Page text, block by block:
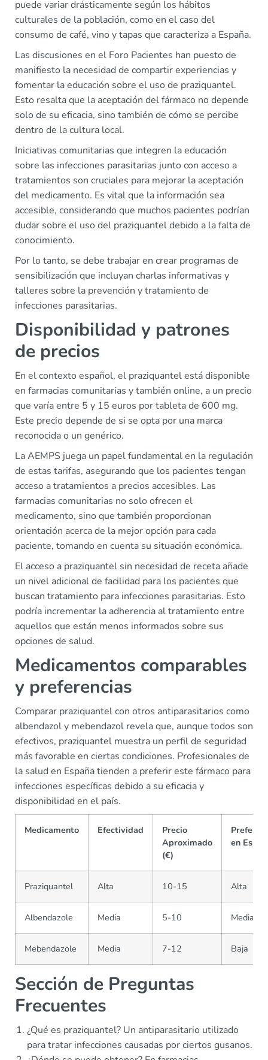
puede variar drásticamente según los hábitos
culturales de la población, como en el caso del
consumo de café, vino y tapas que caracteriza a España.
Las discusiones en el Foro Pacientes han puesto de
manifiesto la necesidad de compartir experiencias y
fomentar la educación sobre el uso de praziquantel.
Esto resalta que la aceptación del fármaco no depende
solo de su eficacia, sino también de cómo se percibe
dentro de la cultura local.
Iniciativas comunitarias que integren la educación
sobre las infecciones parasitarias junto con acceso a
tratamientos son cruciales para mejorar la aceptación
del medicamento. Es vital que la información sea
accesible, considerando que muchos pacientes podrían
dudar sobre el uso del praziquantel debido a la falta de
conocimiento.
Por lo tanto, se debe trabajar en crear programas de
sensibilización que incluyan charlas informativas y
talleres sobre la prevención y tratamiento de
infecciones parasitarias.
Disponibilidad y patrones
de precios
En el contexto español, el praziquantel está disponible
en farmacias comunitarias y también online, a un precio
que varía entre 5 y 15 euros por tableta de 600 mg.
Este precio depende de si se opta por una marca
reconocida o un genérico.
La AEMPS juega un papel fundamental en la regulación
de estas tarifas, asegurando que los pacientes tengan
acceso a tratamientos a precios accesibles. Las
farmacias comunitarias no solo ofrecen el
medicamento, sino que también proporcionan
orientación acerca de la mejor opción para cada
paciente, tomando en cuenta su situación económica.
El acceso a praziquantel sin necesidad de receta añade
un nivel adicional de facilidad para los pacientes que
buscan tratamiento para infecciones parasitarias. Esto
podría incrementar la adherencia al tratamiento entre
aquellos que están menos informados sobre sus
opciones de salud.
Medicamentos comparables
y preferencias
Comparar praziquantel con otros antiparasitarios como
albendazol y mebendazol revela que, aunque todos son
efectivos, praziquantel muestra un perfil de seguridad
más favorable en ciertas condiciones. Profesionales de
la salud en España tienden a preferir este fármaco para
infecciones específicas debido a su eficacia y
disponibilidad en el país.
Medicamento Efectividad
Precio
Aproximado
(€)
en
Praziquantel Alta 10-15 Alta
Albendazole Media 5-10 Media
Mebendazole Media 7-12 Baja
Sección de Preguntas
Frecuentes
¿Qué es praziquantel? Un antiparasitario utilizado
para tratar infecciones causadas por ciertos gusanos.